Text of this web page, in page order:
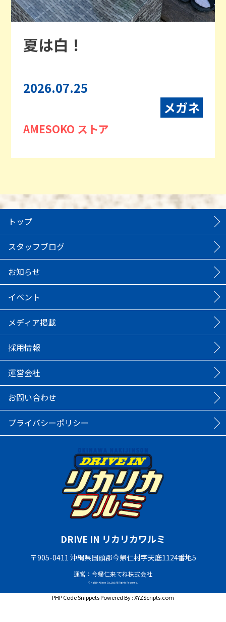
夏は白！
2026.07.25
メガネ
AMESOKO ストア
トップ
スタッフブログ
お知らせ
イベント
メディア掲載
採用情報
運営会社
お問い合わせ
プライバシーポリシー
DRIVE IN リカリカワルミ
〒905-0411 沖縄県国頭郡今帰仁村字天底1124番地5
運営：今帰仁来てね株式会社
© Nakijin Kitene Co.,Ltd. All Rights Reserved.
PHP Code SnippetsPowered By :XYZScripts.com